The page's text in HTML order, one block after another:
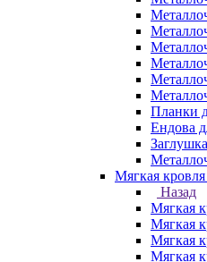
Планки
Ендова
Мягкая кровля
Назад
Мягкая
Мягкая
Мягкая
Мягкая